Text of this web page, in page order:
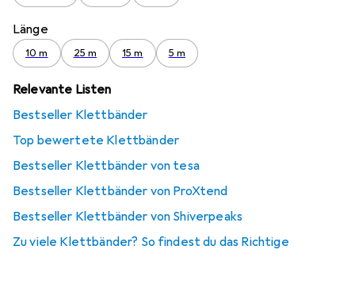
Länge
10 m 25 m 15 m 5 m
Relevante Listen
Bestseller Klettbänder
Top bewertete Klettbänder
Bestseller Klettbänder von tesa
Bestseller Klettbänder von ProXtend
Bestseller Klettbänder von Shiverpeaks
Zu viele Klettbänder? So findest du das Richtige